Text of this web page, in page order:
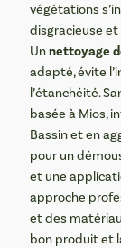
végétations
disgracieuse
Unnettoyage
adapté, évite
l’étanchéité.
basée à Mios,
Bassin et en
pour un
et une
approche
et des
bon produit et